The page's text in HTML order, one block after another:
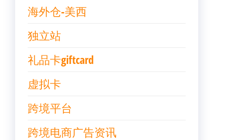
海外仓-美西
独立站
礼品卡giftcard
虚拟卡
跨境平台
跨境电商广告资讯